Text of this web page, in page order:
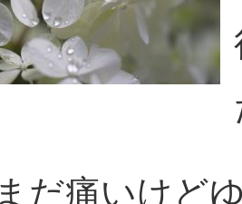
だ痛いけど